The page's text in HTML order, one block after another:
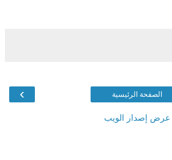
› الصفحة الرئيسية
عرض إصدار الويب